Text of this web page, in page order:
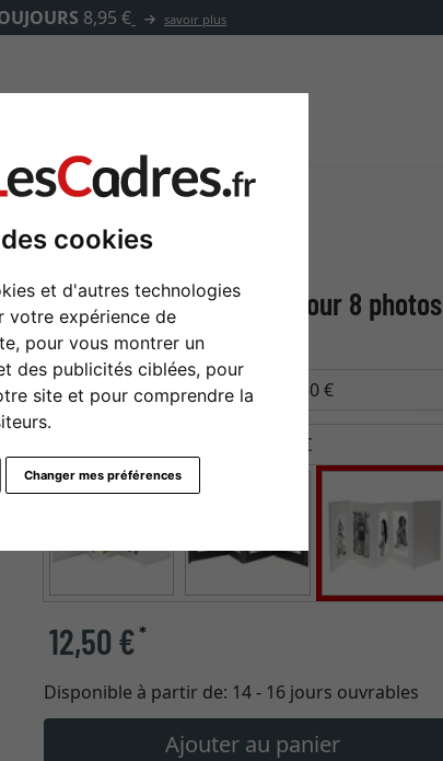
cookies
et d'autres technologies
votre expérience de
pour vous montrer un
des publicités ciblées, pour
site et pour comprendre la
Changer mes préférences
8,95 € savoir plus
Livre accordéon en lin pour 8 photos
10x15 cm | lin gris
format
12,50 €*
Disponible à partir de: 14 - 16 jours ouvrables
Ajouter au panier